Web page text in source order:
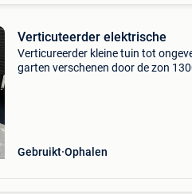
Verticuteerder elektrische
Verticureerder kleine tuin tot
garten verschenen door de zon
Gebruikt Ophalen